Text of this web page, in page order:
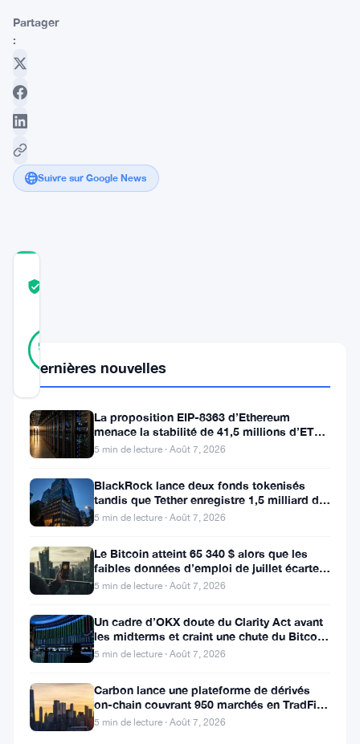
Partager
:
Suivre sur Google News
97
Binance
confirmé
octobre
qu’Aster
(ASTER)
été
listé
sur
Dernières nouvelles
La proposition EIP-8363 d’Ethereum
menace la stabilité de 41,5 millions d’ETH
stakés et de la DeFi
5 min de lecture · Août 7, 2026
BlackRock lance deux fonds tokenisés
tandis que Tether enregistre 1,5 milliard de
bénéfices au T2
5 min de lecture · Août 7, 2026
Le Bitcoin atteint 65 340 $ alors que les
faibles données d’emploi de juillet écartent
une hausse des taux en
5 min de lecture · Août 7, 2026
Un cadre d’OKX doute du Clarity Act avant
les midterms et craint une chute du Bitcoin
à 55 000 $
5 min de lecture · Août 7, 2026
Carbon lance une plateforme de dérivés
on-chain couvrant 950 marchés en TradFi et
crypto
5 min de lecture · Août 7, 2026